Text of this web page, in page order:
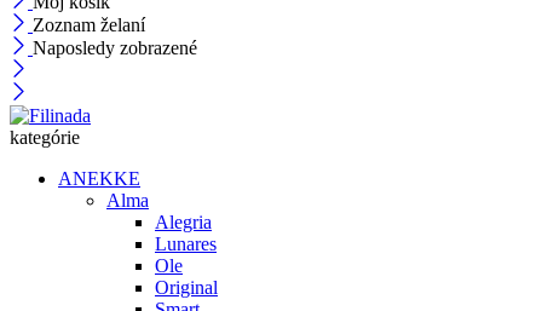
Zoznam želaní
Naposledy zobrazené
kategórie
ANEKKE
Alma
Alegria
Lunares
Ole
Original